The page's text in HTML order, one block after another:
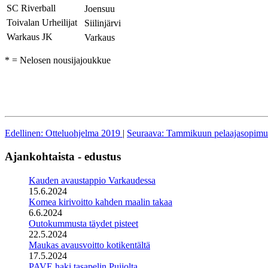
SC Riverball
Joensuu
Toivalan Urheilijat
Siilinjärvi
Warkaus JK
Varkaus
* = Nelosen nousijajoukkue
Edellinen: Otteluohjelma 2019 | Seuraava: Tammikuun
Ajankohtaista - edustus
Kauden avaustappio Varkaudessa
15.6.2024
Komea kirivoitto kahden maalin takaa
6.6.2024
Outokummusta täydet pisteet
22.5.2024
Maukas avausvoitto kotikentältä
17.5.2024